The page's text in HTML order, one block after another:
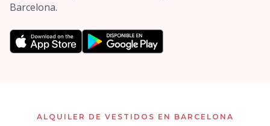
Barcelona.
ALQUILER DE VESTIDOS EN BARCELONA